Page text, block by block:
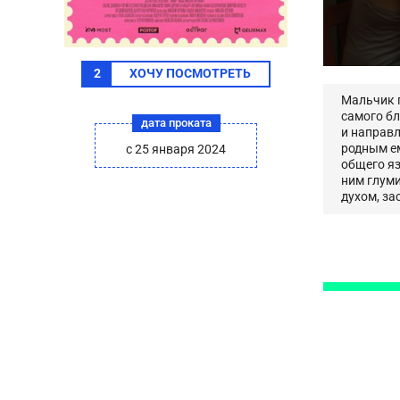
2 ХОЧУ ПОСМОТРЕТЬ
дата проката
с25 января 2024
Мальчик
самого
и
родным
общего
ним
духом,